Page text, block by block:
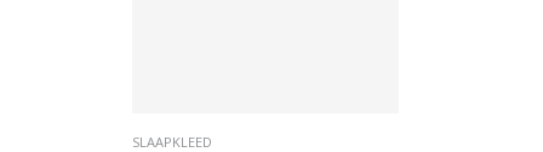
SLAAPKLEED